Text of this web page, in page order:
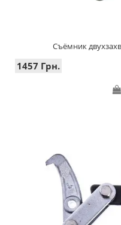
Съёмник
1457 Грн.